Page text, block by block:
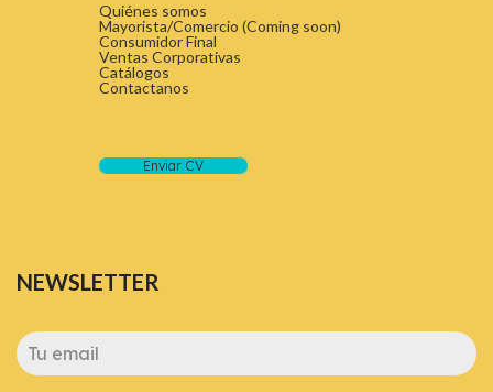
Quiénes somos
Mayorista/Comercio (Coming soon)
Consumidor Final
Ventas Corporativas
Catálogos
Contactanos
Enviar CV
NEWSLETTER